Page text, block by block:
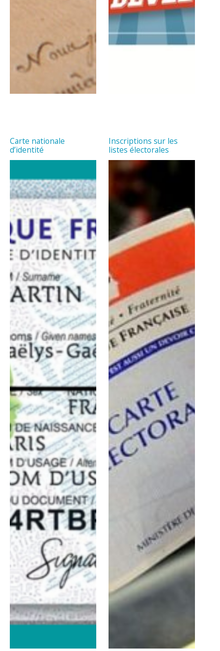
Carte nationale
d’identité
Inscriptions sur les
listes électorales